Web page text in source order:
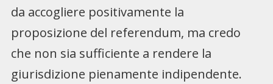
da accogliere positivamente la
proposizione del referendum, ma credo
che non sia sufficiente a rendere la
giurisdizione pienamente indipendente.